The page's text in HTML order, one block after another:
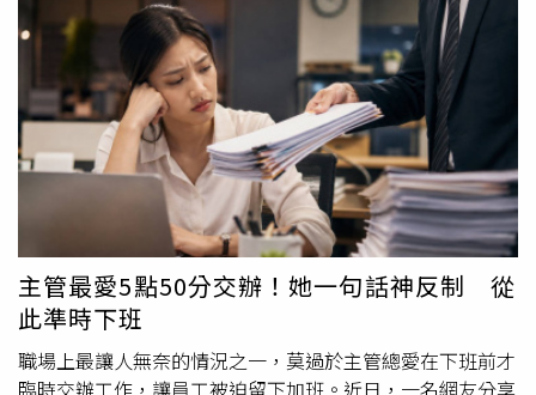
家。原PO表示，男友是在家境穩定後才認識她，因此只看
到現在的生活，沒有經歷一家人過去共同熬過的低潮。事情
發生在日前一次假日約會。原PO發現男友情緒低落，詢問
後得知男友父親近日在公司遭主管言語羞辱，她聽了也相當
心疼，沒想到男友卻突然表示，非常羨慕她父母現在的生
活，認為雙方父母年紀相仿，自己的父親卻還要在職場受委
屈，而她的父母卻能過得輕鬆自在。原PO提醒男友，父親
也是歷經多年辛苦才有今天，但男友卻反問，如今她父親沒
有人敢欺負、生活過得很好，自己的父親同樣努力工作，卻
仍開著已使用十多年的Honda HR-V，母親也必須兼顧工作
與家務，反觀她母親不用工作，家庭生活依然安穩，言談間
流露出對兩個家庭現況的比較與不平衡。這番話讓原PO當
場沉默。她表示，自己完全能理解男友心疼父親，也認同主
管不該羞辱員工，但真正應該譴責的是做出不當言行的人，
近。然而，最近對方卻因婚內出軌被抓包，最令他意外的
是，外遇對象竟是一名41歲女子，比男方年長4歲，也比元
配年長7歲，無論外貌或身材都沒有特別突出。發文者坦
言，自己可以理解有人認為「男人有錢就想作怪」，但真正
令他想不通的是，身邊明明有不少青春亮眼的年輕女性，最
後卻選擇一名年紀更大、條件看似平凡的女子，忍不住發
問：「香噴噴的妹子不要，非要找阿姨，到底圖什麼？到底
是什麼心理？」貼文曝光後，掀起大批網友討論，不少人認
為，感情吸引力本來就不能只看年紀和外貌，真正影響一段
關係的，往往是情緒上的陪伴與理解。有人指出，成熟女性
通常更懂得傾聽、安慰，也知道如何照顧另一半的情緒，
「懂事的阿姨可以給很多情緒價值，把男人拿捏得死死
的。」也有人認為，上班一整天已經承受不少壓力，如果回
到家還得面對抱怨與責備，這時若有一位願意關心、鼓勵、
主管最愛5點50分交辦！她一句話神反制 從
此準時下班
職場上最讓人無奈的情況之一，莫過於主管總愛在下班前才